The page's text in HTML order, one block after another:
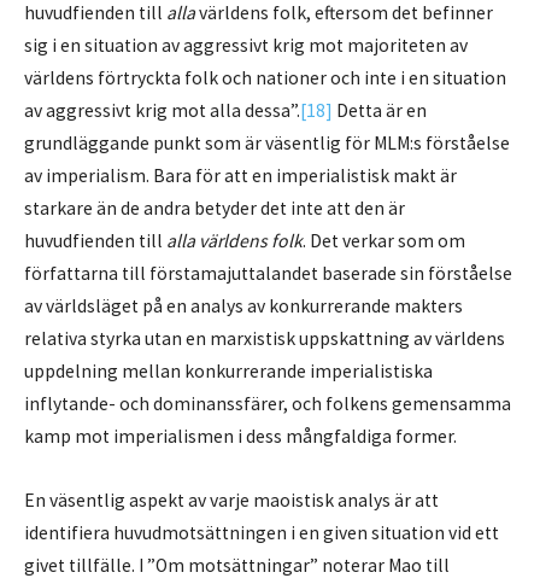
huvudfienden till allavärldens folk, eftersom det befinner
sig i en situation av aggressivt krig mot majoriteten av
världens förtryckta folk och nationer och inte i en situation
av aggressivt krig mot alla dessa”.[18] Detta är en
grundläggande punkt som är väsentlig för MLM:s förståelse
av imperialism. Bara för att en imperialistisk makt är
starkare än de andra betyder det inte att den är
huvudfienden till alla världens folk. Det verkar som om
författarna till förstamajuttalandet baserade sin förståelse
av världsläget på en analys av konkurrerande makters
relativa styrka utan en marxistisk uppskattning av världens
uppdelning mellan konkurrerande imperialistiska
inflytande- och dominanssfärer, och folkens gemensamma
kamp mot imperialismen i dess mångfaldiga former.
En väsentlig aspekt av varje maoistisk analys är att
identifiera huvudmotsättningen i en given situation vid ett
givet tillfälle. I ”Om motsättningar” noterar Mao till